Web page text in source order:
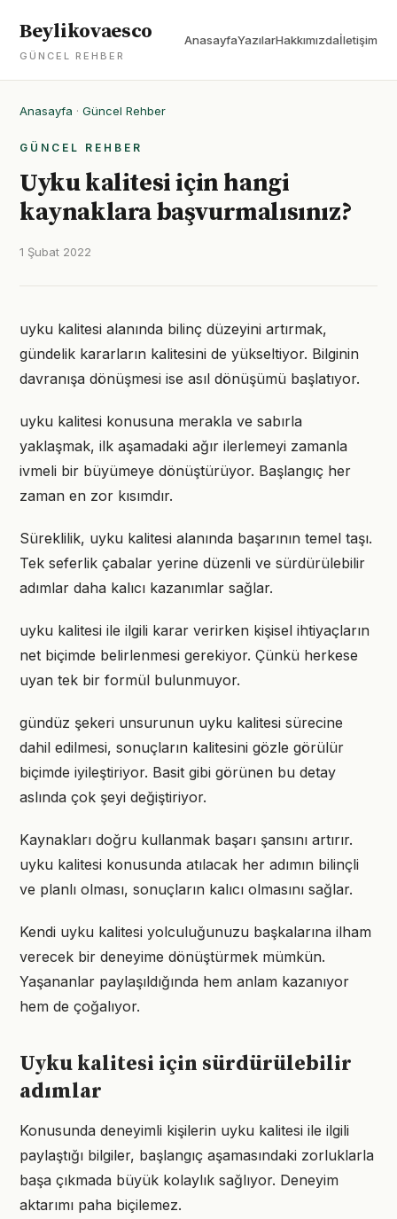
Beylikovaesco
GÜNCEL REHBER
AnasayfaYazılarHakkımızdaİletişim
Anasayfa · Güncel Rehber
GÜNCEL REHBER
Uyku kalitesi için hangi
kaynaklara başvurmalısınız?
1 Şubat 2022
uyku kalitesi alanında bilinç düzeyini artırmak,
gündelik kararların kalitesini de yükseltiyor. Bilginin
davranışa dönüşmesi ise asıl dönüşümü başlatıyor.
uyku kalitesi konusuna merakla ve sabırla
yaklaşmak, ilk aşamadaki ağır ilerlemeyi zamanla
ivmeli bir büyümeye dönüştürüyor. Başlangıç her
zaman en zor kısımdır.
Süreklilik, uyku kalitesi alanında başarının temel taşı.
Tek seferlik çabalar yerine düzenli ve sürdürülebilir
adımlar daha kalıcı kazanımlar sağlar.
uyku kalitesi ile ilgili karar verirken kişisel ihtiyaçların
net biçimde belirlenmesi gerekiyor. Çünkü herkese
uyan tek bir formül bulunmuyor.
gündüz şekeri unsurunun uyku kalitesi sürecine
dahil edilmesi, sonuçların kalitesini gözle görülür
biçimde iyileştiriyor. Basit gibi görünen bu detay
aslında çok şeyi değiştiriyor.
Kaynakları doğru kullanmak başarı şansını artırır.
uyku kalitesi konusunda atılacak her adımın bilinçli
ve planlı olması, sonuçların kalıcı olmasını sağlar.
Kendi uyku kalitesi yolculuğunuzu başkalarına ilham
verecek bir deneyime dönüştürmek mümkün.
Yaşananlar paylaşıldığında hem anlam kazanıyor
hem de çoğalıyor.
Uyku kalitesi için sürdürülebilir
adımlar
Konusunda deneyimli kişilerin uyku kalitesi ile ilgili
paylaştığı bilgiler, başlangıç aşamasındaki zorluklarla
başa çıkmada büyük kolaylık sağlıyor. Deneyim
aktarımı paha biçilemez.